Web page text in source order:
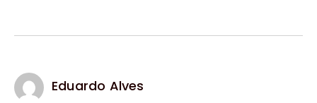
Eduardo Alves